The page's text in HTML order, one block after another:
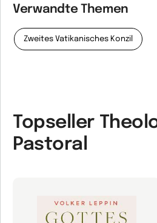
Verwandte Themen
Zweites Vatikanisches Konzil
Topseller
Pastoral